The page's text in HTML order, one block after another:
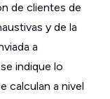
de clientes de
y de la
a
indique lo
calculan a nivel